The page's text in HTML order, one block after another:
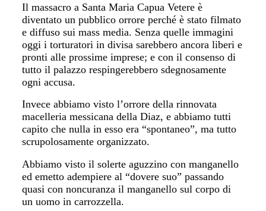
Il massacro a Santa Maria Capua Vetere è
diventato un pubblico orrore perché è stato filmato
e diffuso sui mass media. Senza quelle immagini
oggi i torturatori in divisa sarebbero ancora liberi e
pronti alle prossime imprese; e con il consenso di
tutto il palazzo respingerebbero sdegnosamente
ogni accusa.
Invece abbiamo visto l’orrore della rinnovata
macelleria messicana della Diaz, e abbiamo tutti
capito che nulla in esso era “spontaneo”, ma tutto
scrupolosamente organizzato.
Abbiamo visto il solerte aguzzino con manganello
ed emetto adempiere al “dovere suo” passando
quasi con noncuranza il manganello sul corpo di
un uomo in carrozzella.